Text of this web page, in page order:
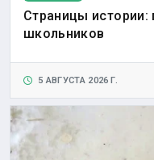
Страницы истории:
школьников
5 АВГУСТА 2026 Г.